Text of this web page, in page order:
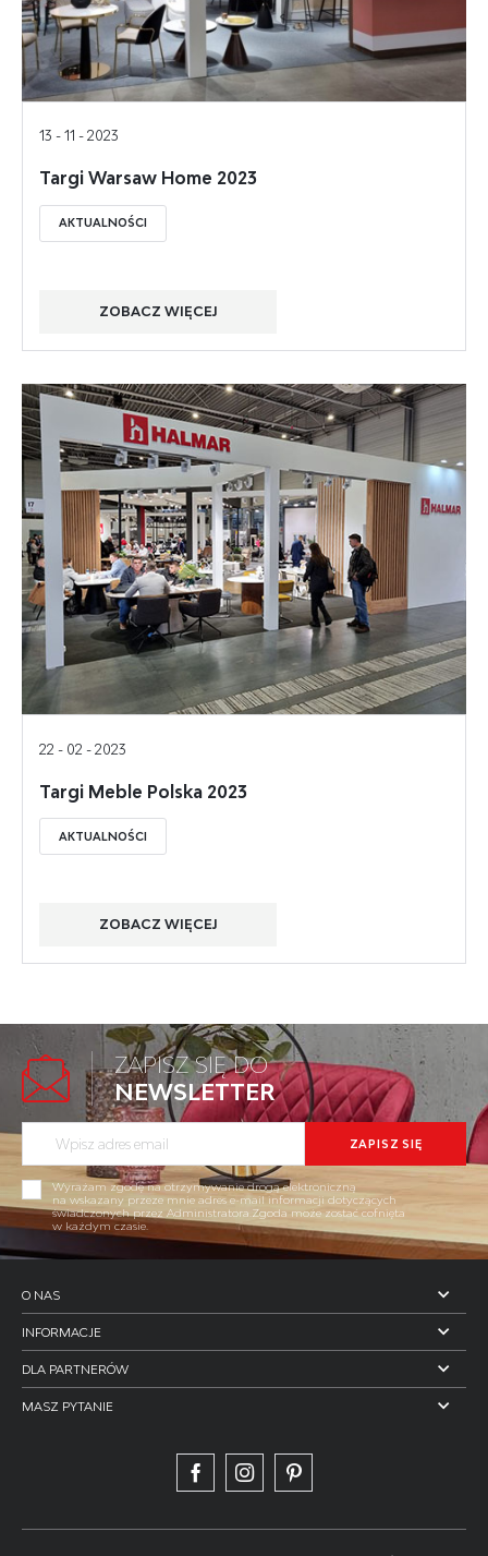
13 - 11 - 2023
Targi Warsaw Home 2023
AKTUALNOŚCI
ZOBACZ WIĘCEJ
22 - 02 - 2023
Targi Meble Polska 2023
AKTUALNOŚCI
ZOBACZ WIĘCEJ
ZAPISZ SIĘ DO
NEWSLETTER
Wyrażam zgodę na otrzymywanie drogą elektroniczną
na wskazany przeze mnie adres e-mail informacji dotyczących
świadczonych przez Administratora.Zgoda może zostać cofnięta
w każdym czasie.
O NAS
INFORMACJE
DLA PARTNERÓW
MASZ PYTANIE